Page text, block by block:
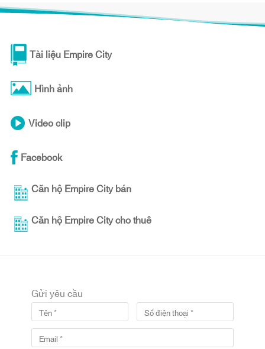
Tài liệu Empire City
Hình ảnh
Video clip
Facebook
Căn hộ Empire City bán
Căn hộ Empire City cho thuê
Gửi yêu cầu